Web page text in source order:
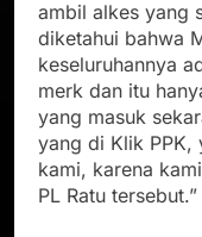
ambil alkes yang
diketahui bahwa
keseluruhannya
merk dan itu
yang masuk
yang di Klik PPK,
kami, karena
PL Ratu tersebut.”